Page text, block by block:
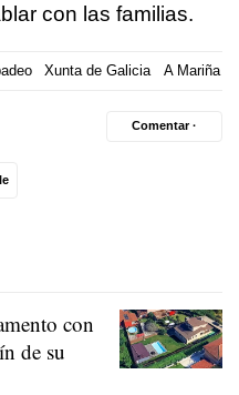
con las familias.
Xunta de Galicia A Mariña
Comentar ·
con
de su